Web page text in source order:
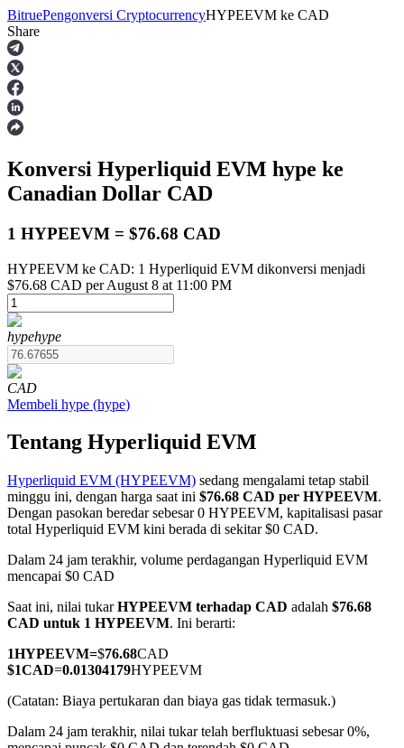
Berjangka
USDT Berjangka
COIN-M Berjangka
Mata Uang Kripto Berjangka
TradFi
Derivatif saham, forex, logam mulia, dan komoditas
BitruePengonversi CryptocurrencyHYPEEVM ke CAD
Share
Konversi Hyperliquid EVM hype ke
Canadian Dollar CAD
1 HYPEEVM = $76.68 CAD
HYPEEVM ke CAD: 1 Hyperliquid EVM dikonversi menjadi
$76.68 CAD per August 8 at 11:00 PM
hypehype
CAD
Membeli hype (hype)
Tentang Hyperliquid EVM
Hyperliquid EVM (HYPEEVM) sedang mengalami tetap stabil
minggu ini, dengan harga saat ini $76.68 CAD per HYPEEVM.
Dengan pasokan beredar sebesar 0 HYPEEVM, kapitalisasi pasar
total Hyperliquid EVM kini berada di sekitar $0 CAD.
Dalam 24 jam terakhir, volume perdagangan Hyperliquid EVM
mencapai $0 CAD
Saat ini, nilai tukarHYPEEVM terhadap CAD adalah $76.68
CAD untuk 1 HYPEEVM. Ini berarti:
1HYPEEVM=$76.68CAD
$1CAD=0.01304179HYPEEVM
(Catatan: Biaya pertukaran dan biaya gas tidak termasuk.)
Dalam 24 jam terakhir, nilai tukar telah berfluktuasi sebesar 0%,